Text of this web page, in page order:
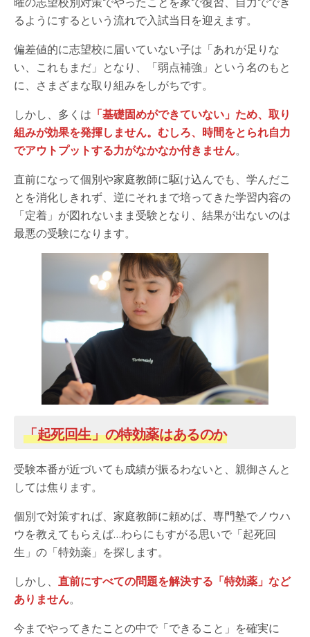
るようにするという流れで入試当日を迎えます。
偏差値的に志望校に届いていない子は「あれが足りな
い、これもまだ」となり、「弱点補強」という名のもと
に、さまざまな取り組みをしがちです。
しかし、多くは 「基礎固めができていない」ため、取り
組みが効果を発揮しません。むしろ、時間をとられ自力
でアウトプットする力がなかなか付きません。
直前になって個別や家庭教師に駆け込んでも、学んだこ
とを消化しきれず、逆にそれまで培ってきた学習内容の
「定着」が図れないまま受験となり、結果が出ないのは
最悪の受験になります。
「起死回生」の特効薬はあるのか
受験本番が近づいても成績が振るわないと、親御さんと
しては焦ります。
個別で対策すれば、家庭教師に頼めば、専門塾でノウハ
ウを教えてもらえば…わらにもすがる思いで「起死回
生」の「特効薬」を探します。
しかし、 直前にすべての問題を解決する「特効薬」など
ありません。
今までやってきたことの中で「できること」を確実に